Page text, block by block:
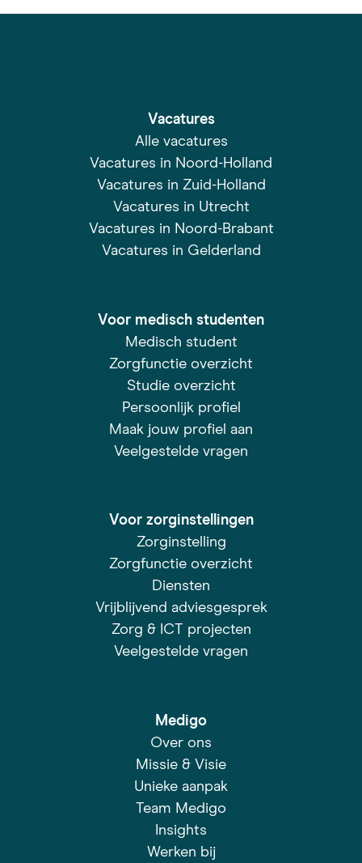
Vacatures
Alle vacatures
Vacatures in Noord-Holland
Vacatures in Zuid-Holland
Vacatures in Utrecht
Vacatures in Noord-Brabant
Vacatures in Gelderland
Voor medisch studenten
Medisch student
Zorgfunctie overzicht
Studie overzicht
Persoonlijk profiel
Maak jouw profiel aan
Veelgestelde vragen
Voor zorginstellingen
Zorginstelling
Zorgfunctie overzicht
Diensten
Vrijblijvend adviesgesprek
Zorg & ICT projecten
Veelgestelde vragen
Medigo
Over ons
Missie & Visie
Unieke aanpak
Team Medigo
Insights
Werken bij